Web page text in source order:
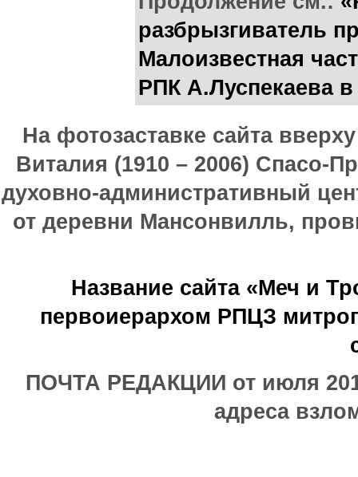
разбрызгиватель
Малоизвестная
РПК А.Луспекаева
На фотозаставке сайта
Виталия (1910 – 2006) Спасо-
духовно-административный
от деревни Мансонвилль,
Название сайта «Меч и
первоиерархом РПЦЗ
ПОЧТА РЕДАКЦИИ от июля
адреса